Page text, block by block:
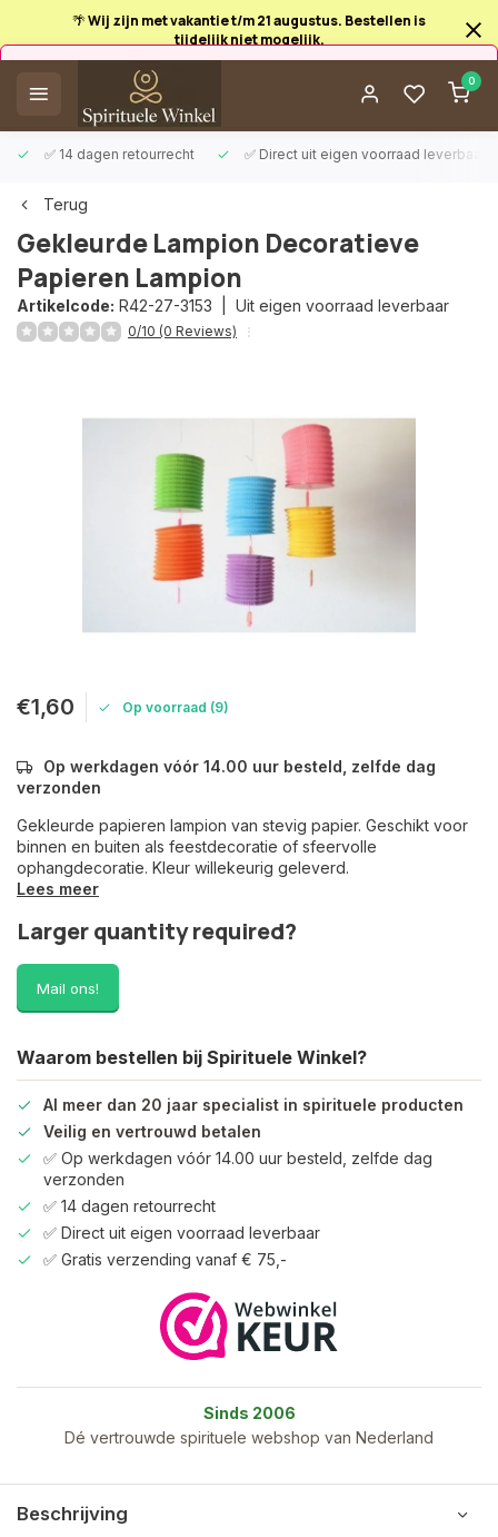
🌴 Wij zijn met vakantie t/m 21 augustus. Bestellen is
tijdelijk niet mogelijk.
0
✅ 14 dagen retourrecht ✅ Direct uit eigen voorraad leverbaar
Afrekenen is uitgeschakeld.
Terug
Gekleurde Lampion Decoratieve
Papieren Lampion
Artikelcode: R42-27-3153 | Uit eigen voorraad leverbaar
0/10 (0 Reviews)
€1,60 Op voorraad (9)
Op werkdagen vóór 14.00 uur besteld, zelfde dag
verzonden
Gekleurde papieren lampion van stevig papier. Geschikt voor
binnen en buiten als feestdecoratie of sfeervolle
ophangdecoratie. Kleur willekeurig geleverd.
Lees meer
Larger quantity required?
Mail ons!
Waarom bestellen bij Spirituele Winkel?
Al meer dan 20 jaar specialist in spirituele producten
Veilig en vertrouwd betalen
✅ Op werkdagen vóór 14.00 uur besteld, zelfde dag
verzonden
✅ 14 dagen retourrecht
✅ Direct uit eigen voorraad leverbaar
✅ Gratis verzending vanaf € 75,-
Sinds 2006
Dé vertrouwde spirituele webshop van Nederland
Beschrijving